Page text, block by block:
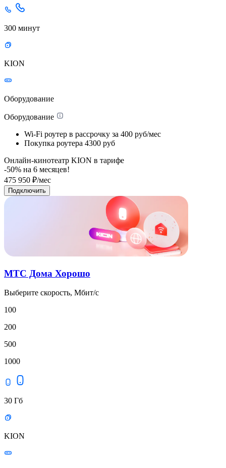
300 минут
KION
Оборудование
Оборудование
Wi-Fi роутер в рассрочку за 400 руб/мес
Покупка роутера 4300 руб
Онлайн-кинотеатр KION в тарифе
-50% на 6 месяцев!
475 950 ₽/мес
Подключить
МТС Дома Хорошо
Выберите скорость, Мбит/с
100
200
500
1000
30 Гб
KION